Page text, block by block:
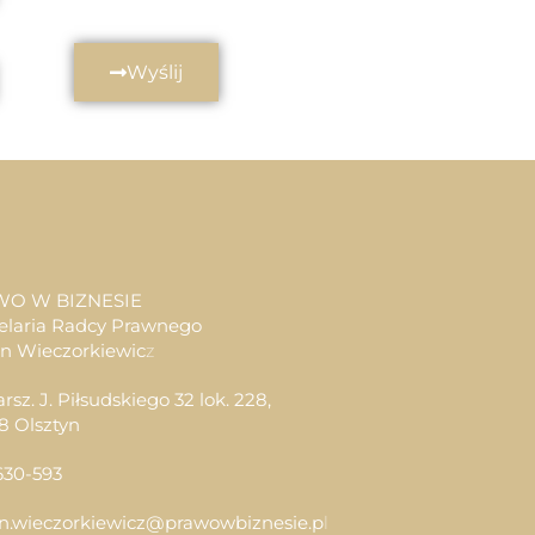
Wyślij
W BIZNESIE
Radcy Prawnego
Wieczorkiewicz
J. Piłsudskiego 32 lok. 228,
Olsztyn
593
l